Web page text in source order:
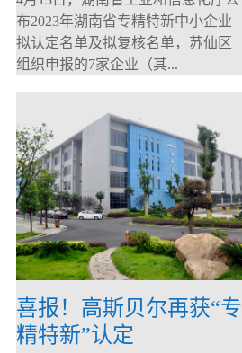
布2023年湖南省专精特新中小企业
拟认定名单及拟复核名单，苏仙区
组织申报的7家企业（其...
喜报！高斯贝尔再获“专
精特新”认定